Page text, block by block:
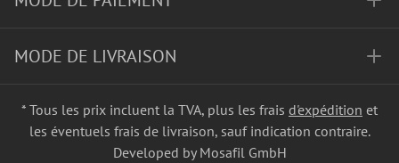
MODE DE LIVRAISON
* Tous les prix incluent la TVA, plus les frais d'expédition et
les éventuels frais de livraison, sauf indication contraire.
Developed by Mosafil GmbH